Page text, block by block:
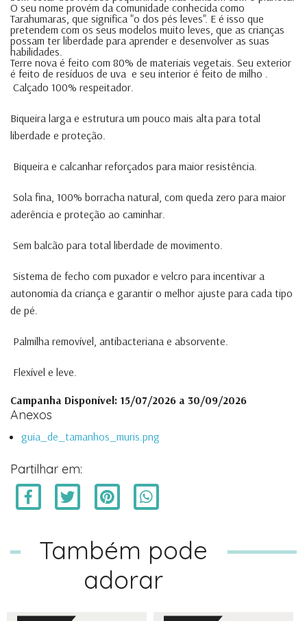
O seu nome provém da comunidade conhecida como
Tarahumaras, que significa "o dos pés leves". E é isso que
pretendem com os seus modelos muito leves, que as crianças
possam ter liberdade para aprender e desenvolver as suas
habilidades.
Terre nova é feito com 80% de materiais vegetais. Seu exterior
é feito de resíduos de uva e seu interior é feito de milho .
Calçado 100% respeitador.
Biqueira larga e estrutura um pouco mais alta para total
liberdade e proteção.
Biqueira e calcanhar reforçados para maior resistência.
Sola fina, 100% borracha natural, com queda zero para maior
aderência e proteção ao caminhar.
Sem balcão para total liberdade de movimento.
Sistema de fecho com puxador e velcro para incentivar a
autonomia da criança e garantir o melhor ajuste para cada tipo
de pé.
Palmilha removível, antibacteriana e absorvente.
Flexível e leve.
Campanha Disponível: 15/07/2026 a 30/09/2026
Anexos
guia_de_tamanhos_muris.png
Partilhar em:
Também pode
adorar